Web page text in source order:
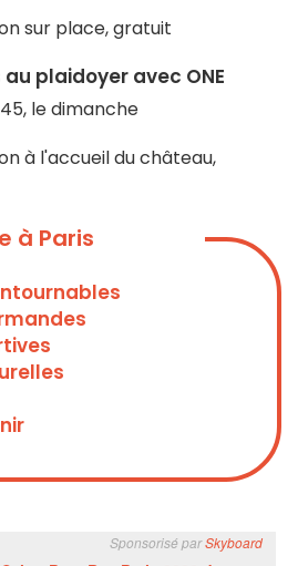
sur place, gratuit
plaidoyer avec ONE
le dimanche
à l'accueil du château,
à Paris